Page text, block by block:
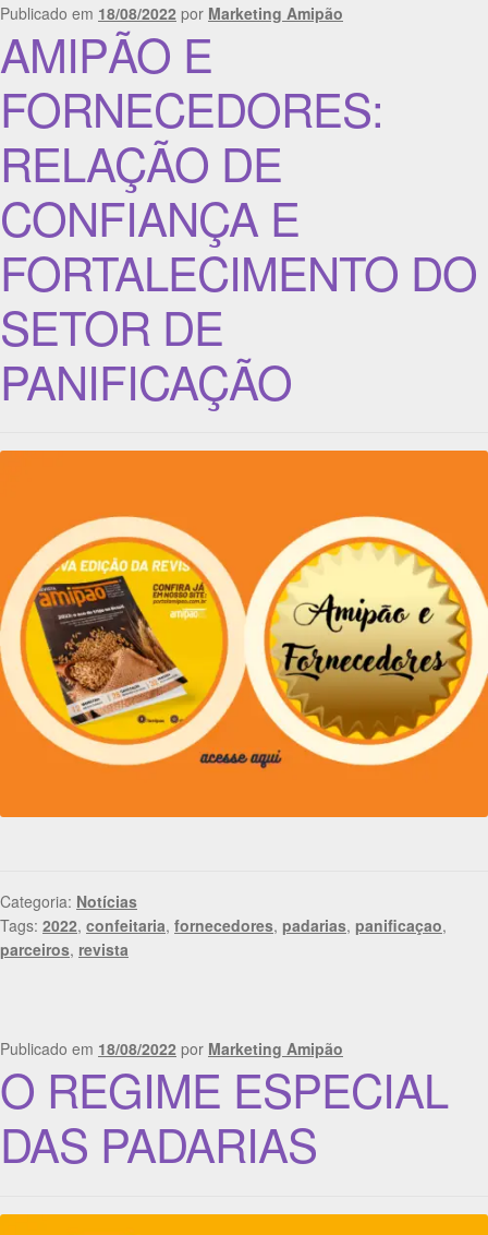
Publicado em 18/08/2022 por Marketing Amipão
AMIPÃO E
FORNECEDORES:
RELAÇÃO DE
CONFIANÇA E
FORTALECIMENTO DO
SETOR DE
PANIFICAÇÃO
Categoria: Notícias
Tags: 2022, confeitaria, fornecedores, padarias, panificaçao,
parceiros, revista
Publicado em 18/08/2022 por Marketing Amipão
O REGIME ESPECIAL
DAS PADARIAS